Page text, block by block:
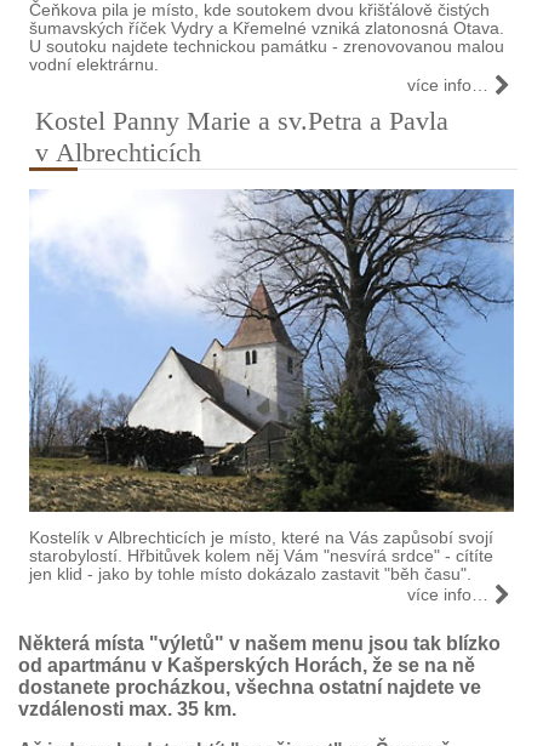
Čeňkova pila je místo, kde soutokem dvou křišťálově čistých
šumavských říček Vydry a Křemelné vzniká zlatonosná Otava.
U soutoku najdete technickou památku - zrenovovanou malou
vodní elektrárnu.
více info…
Kostel Panny Marie a sv.Petra a Pavla
v Albrechticích
Kostelík v Albrechticích je místo, které na Vás zapůsobí svojí
starobylostí. Hřbitůvek kolem něj Vám "nesvírá srdce" - cítíte
jen klid - jako by tohle místo dokázalo zastavit "běh času".
více info…
Některá místa "výletů" v našem menu jsou tak blízko
od apartmánu v Kašperských Horách, že se na ně
dostanete procházkou, všechna ostatní najdete ve
vzdálenosti max. 35 km.